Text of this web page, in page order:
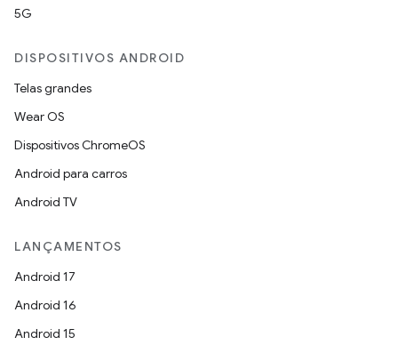
5G
DISPOSITIVOS ANDROID
Telas grandes
Wear OS
Dispositivos ChromeOS
Android para carros
Android TV
LANÇAMENTOS
Android 17
Android 16
Android 15